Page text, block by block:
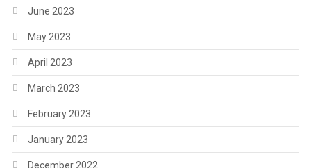
June 2023
May 2023
April 2023
March 2023
February 2023
January 2023
December 2022